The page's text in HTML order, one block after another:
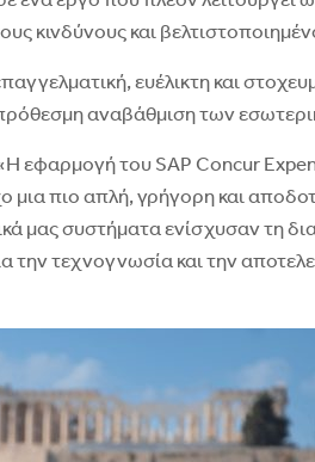
κινδύνους και
ευέλικτη και
αναβάθμιση των
εφαρμογή του SAP Concur
πιο απλή, γρήγορη και
μας συστήματα ενίσχυσαν τη
την τεχνογνωσία και την